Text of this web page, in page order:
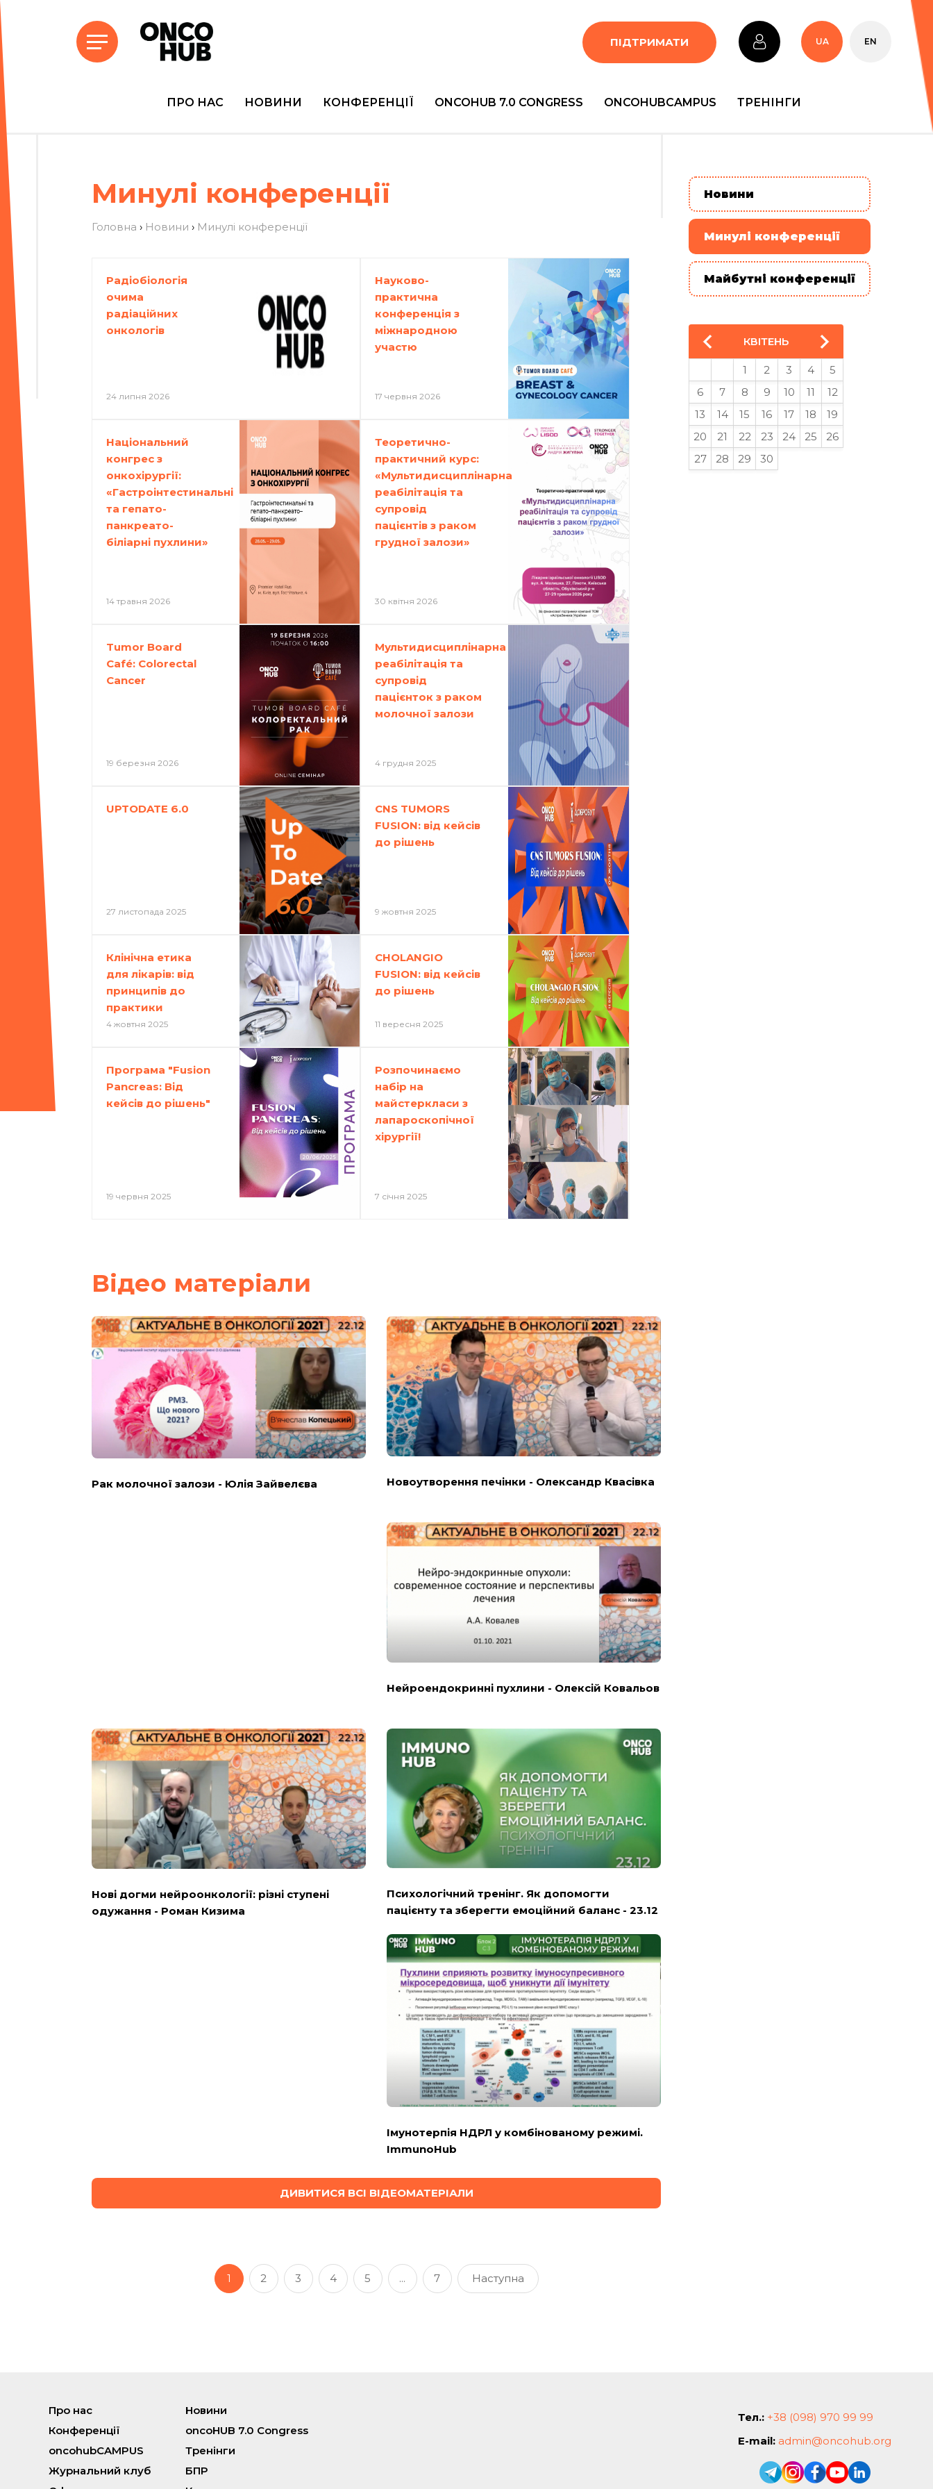
UA EN
ПІДТРИМАТИ
ПРО НАС НОВИНИ КОНФЕРЕНЦІЇ ONCOHUB 7.0 CONGRESS ONCOHUBCAMPUS ТРЕНІНГИ
Минулі конференції
Головна › Новини › Минулі конференції
Радіобіологія
очима
радіаційних
онкологів
24 липня 2026
Науково-
практична
конференція з
міжнародною
участю
17 червня 2026
Національний
конгрес з
онкохірургії:
«Гастроінтестинальні
та гепато-
панкреато-
біліарні пухлини»
14 травня 2026
Теоретично-
практичний курс:
«Мультидисциплінарна
реабілітація та
супровід
пацієнтів з раком
грудної залози»
30 квітня 2026
Tumor Board
Café: Colorectal
Cancer
19 березня 2026
Мультидисциплінарна
реабілітація та
супровід
пацієнток з раком
молочної залози
4 грудня 2025
UPTODATE 6.0
27 листопада 2025
CNS TUMORS
FUSION: від кейсів
до рішень
9 жовтня 2025
Клінічна етика
для лікарів: від
принципів до
практики
4 жовтня 2025
CHOLANGIO
FUSION: від кейсів
до рішень
11 вересня 2025
Програма "Fusion
Pancreas: Від
кейсів до рішень"
19 червня 2025
Розпочинаємо
набір на
майстеркласи з
лапароскопічної
хірургії!
7 січня 2025
Вiдео матерiали
Рак молочної залози - Юлія Зайвелєва Новоутворення печінки - Олександр Квасівка
Нейроендокринні пухлини - Олексій Ковальов
Нові догми нейроонкології: різні ступені
одужання - Роман Кизима
Психологічний тренінг. Як допомогти
пацієнту та зберегти емоційний баланс - 23.12
Імунотерпія НДРЛ у комбінованому режимі.
ImmunoHub
ДИВИТИСЯ ВСІ ВІДЕОМАТЕРІАЛИ
1 2 3 4 5 ... 7 Наступна
Новини
Минулі конференції
Майбутні конференції
КВІТЕНЬ
1 2 3 4
5
6
7 8 9 10 11
12
13
14 15 16 17 18
19
20
21 22 23 24 25
26
27
28 29 30
Про нас
Новини
Конференції
oncoHUB 7.0 Congress
oncohubCAMPUS
Тренінги
Журнальний клуб
БПР
Тел.: +38 (098) 970 99 99
E-mail: admin@oncohub.org